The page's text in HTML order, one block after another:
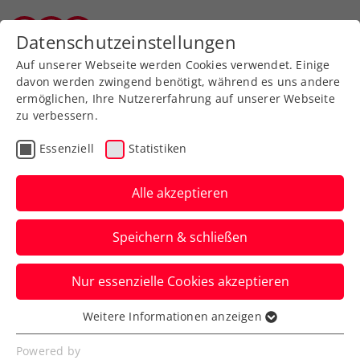
Zurück zur Newsübersicht
ATP
Erste Bank Open:
Rodionov unterliegt fast
fehlerfreiem de Minaur
Fünf gegnerische Eigenfehler in 80
Minuten – so ist fürs ÖTV-Ass beim ATP-
Turnier in Wien nicht viel zu holen.
Verfasst von: Presseaussendung / Redaktion, 20.10.2025
Datenschutzeinstellungen
Auf unserer Webseite werden Cookies verwendet. Einige
davon werden zwingend benötigt, während es uns andere
ermöglichen, Ihre Nutzererfahrung auf unserer Webseite
zu verbessern.
Essenziell Statistiken
Alle akzeptieren
Speichern & schließen
Nur essenzielle Cookies akzeptieren
Essenziell
Essenzielle Cookies werden für grundlegende
Weitere Informationen anzeigen
Powered by